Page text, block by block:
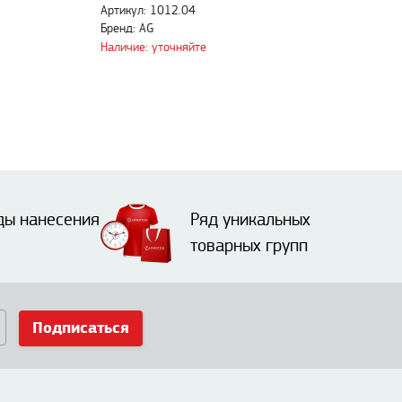
Артикул: 1012.04
Бренд: AG
Наличие: уточняйте
нанесения
Ряд уникальных
товарных групп
Подписаться